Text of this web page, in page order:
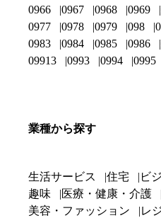
0966
0967 0968 0969
0977
0978 0979 098
0983
0984 0985 0986
09913
0993 0994 0995
業種から探す
生活サービス 住宅 ビ
趣味
医療・健康・介護
美容・ファッション
レ